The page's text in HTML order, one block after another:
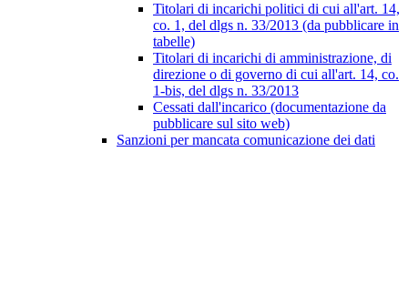
Titolari di incarichi politici di cui all'art. 14,
co. 1, del dlgs n. 33/2013 (da pubblicare in
tabelle)
Titolari di incarichi di amministrazione, di
direzione o di governo di cui all'art. 14, co.
1-bis, del dlgs n. 33/2013
Cessati dall'incarico (documentazione da
pubblicare sul sito web)
Sanzioni per mancata comunicazione dei dati